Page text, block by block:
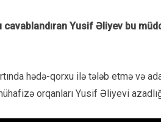
cavablandıran Yusif Əliyev bu
hədə-qorxu ilə tələb etmə və
orqanları Yusif Əliyevi